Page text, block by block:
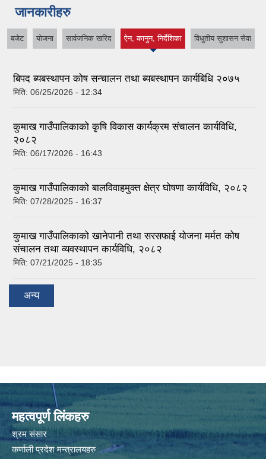
जानकारीहरु
बजेट योजना सार्वजनिक खरिद ऐन, कानुन, निर्देशिका
(active tab)
विधुतीय सुशासन सेवा
बिपद ब्यबस्थापन कोष सन्चालन तथा ब्यबस्थापन कार्यबिधि २०७५
मिति: 06/25/2026 - 12:34
कुमाख गाउँपालिकाको कृषि विकास कार्यक्रम संचालन कार्यविधि,
२०८२
मिति: 06/17/2026 - 16:43
कुमाख गाउँपालिकाको बालविवाहमुक्त क्षेत्र घोषणा कार्यविधि, २०८२
मिति: 07/28/2025 - 16:37
कुमाख गाउँपालिकाको खानेपानी तथा सरसफाई योजना मर्मत कोष
संचालन तथा व्यवस्थापन कार्यविधि, २०८२
मिति: 07/21/2025 - 18:35
अन्य
महत्वपूर्ण लिंकहरु
श्रम संसार
कर्णाली प्रदेश मन्त्रालयहरु